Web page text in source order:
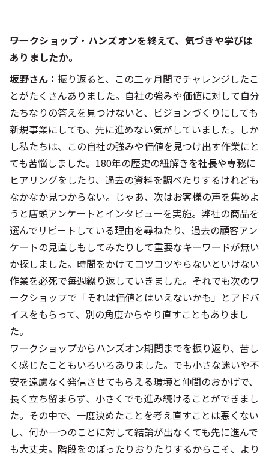
――ワークショップ・ハンズオンを終えて、気づきや学びは
ありましたか。
坂野さん： 振り返ると、この二ヶ月間でチャレンジしたこ
とがたくさんありました。自社の強みや価値に対して自分
たちなりの答えを見つけないと、ビジョンづくりにしても
新規事業にしても、先に進めない気がしていました。しか
し私たちは、この自社の強みや価値を見つけ出す作業にと
ても苦悩しました。180年の歴史の紐解きを社長や専務に
ヒアリングをしたり、過去の資料を調べたりするけれども
なかなか見つからない。じゃあ、次はお客様の声を集めよ
うと店頭アンケートとインタビューを実施。弊社の商品を
選んでリピートしている理由を尋ねたり、過去の顧客アン
ケートの見直しもしてみたりして重要なキーワードが無い
か探しました。時間をかけてコツコツやらないといけない
作業を必死で毎週繰り返していきました。それでも次のワ
ークショップで「それは価値とはいえないかも」とアドバ
イスをもらって、別の角度からやり直すこともありまし
た。
ワークショップからハンズオン期間までを振り返り、苦し
く感じたこともいろいろありました。でも小さな迷いや不
安を遠慮なく発信させてもらえる環境と仲間のおかげで、
長く立ち留まらず、小さくでも進み続けることができまし
た。その中で、一度決めたことを考え直すことは悪くない
し、何か一つのことに対して結論が出なくても先に進んで
も大丈夫。階段をのぼったりおりたりするからこそ、より